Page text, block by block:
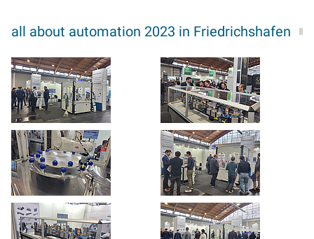
all about automation 2023 in Friedrichshafen